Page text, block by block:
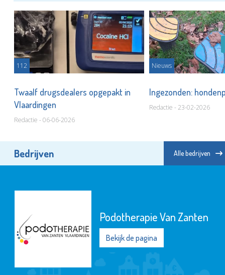
112
Twaalf drugsdealers opgepakt in
Vlaardingen
Redactie - 06-06-2026
Nieuws
Ingezonden:
Redactie - 23-02-2026
Bedrijven Alle bedrijven
Podotherapie Van Zanten
Bekijk de pagina